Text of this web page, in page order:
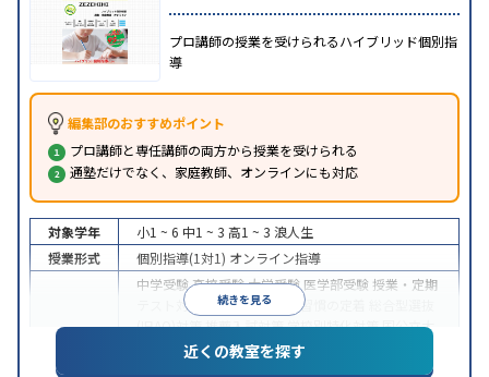
プロ講師の授業を受けられるハイブリッド個別指
導
編集部のおすすめポイント
プロ講師と専任講師の両方から授業を受けられる
通塾だけでなく、家庭教師、オンラインにも対応
続きを見る
対象学年 小1 ~ 6 中1 ~ 3 高1 ~ 3 浪人生
授業形式
個別指導(1対1) オンライン指導
中学受験高校受験大学受験 医学部受験 授業・定期
テスト対策
内申点対策 学習習慣の定着
(旧AO)対策推薦入試対策学校別特化対策国公立大
私大対策共通テスト対策
英語・英会話特化
近くの教室を探す